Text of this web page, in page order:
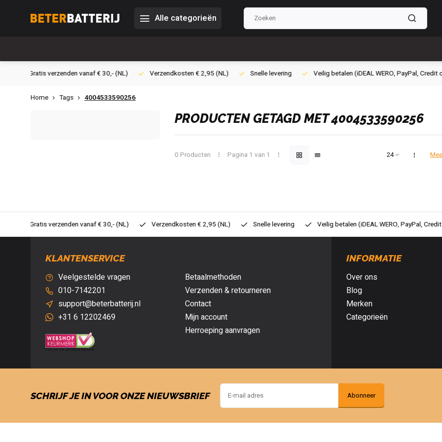
Alle categorieën
Verzendkosten € 2,95 (NL) Snelle levering Veilig betalen (iDEAL WERO, PayPal, Credit card of Achteraf betalen)
Home Tags 4004533590256
PRODUCTEN GETAGD MET 4004533590256
0 Producten Pagina 1 van 1
Verzendkosten € 2,95 (NL) Snelle levering Veilig betalen (iDEAL WERO, PayPal, Credit card of Achteraf betalen)
KLANTENSERVICE
Veelgestelde vragen
010-7142201
support@beterbatterij.nl
+31 6 12202469
Betaalmethoden
Verzenden & retourneren
Contact
Mijn account
Herroeping aanvragen
INFORMATIE
Over ons
Blog
Merken
Categorieën
SCHRIJF JE IN VOOR ONZE NIEUWSBRIEF Abonneer